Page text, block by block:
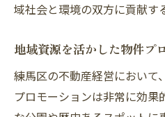
域社会と環境の双方に貢献す
地域資源を活かした物件プ
練馬区の不動産経営において
プロモーションは非常に効果